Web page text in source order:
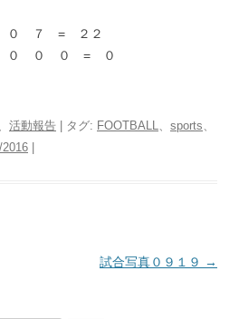
０ ７ = ２２
０ ０ ０ = ０
活動報告 | タグ: FOOTBALL、 sports、
試合写真０９１９ →